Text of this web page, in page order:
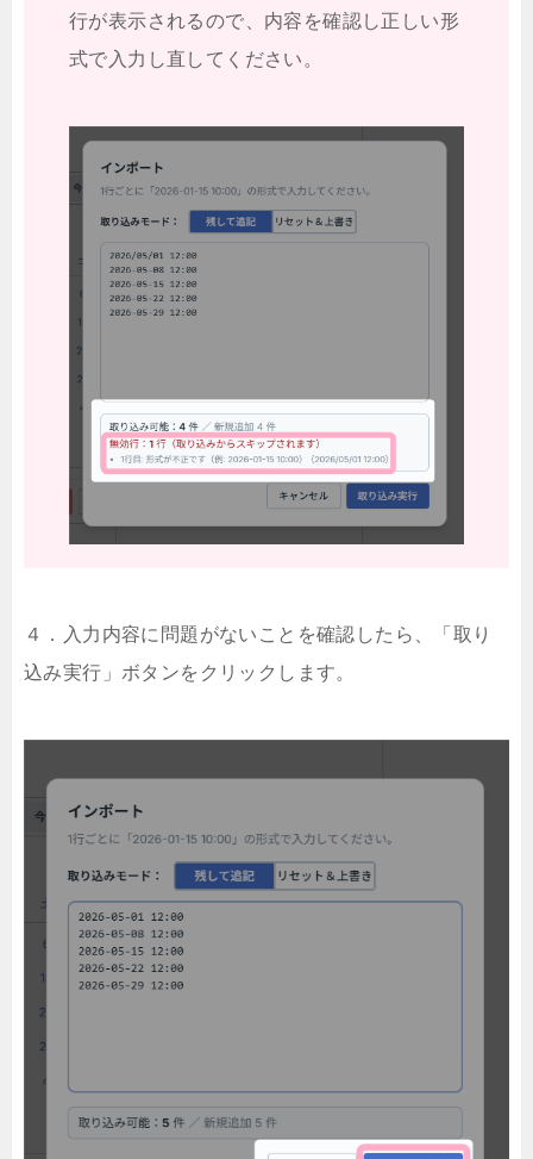
行が表示されるので、内容を確認し正しい形
式で入力し直してください。
４．入力内容に問題がないことを確認したら、「取り
込み実行」ボタンをクリックします。